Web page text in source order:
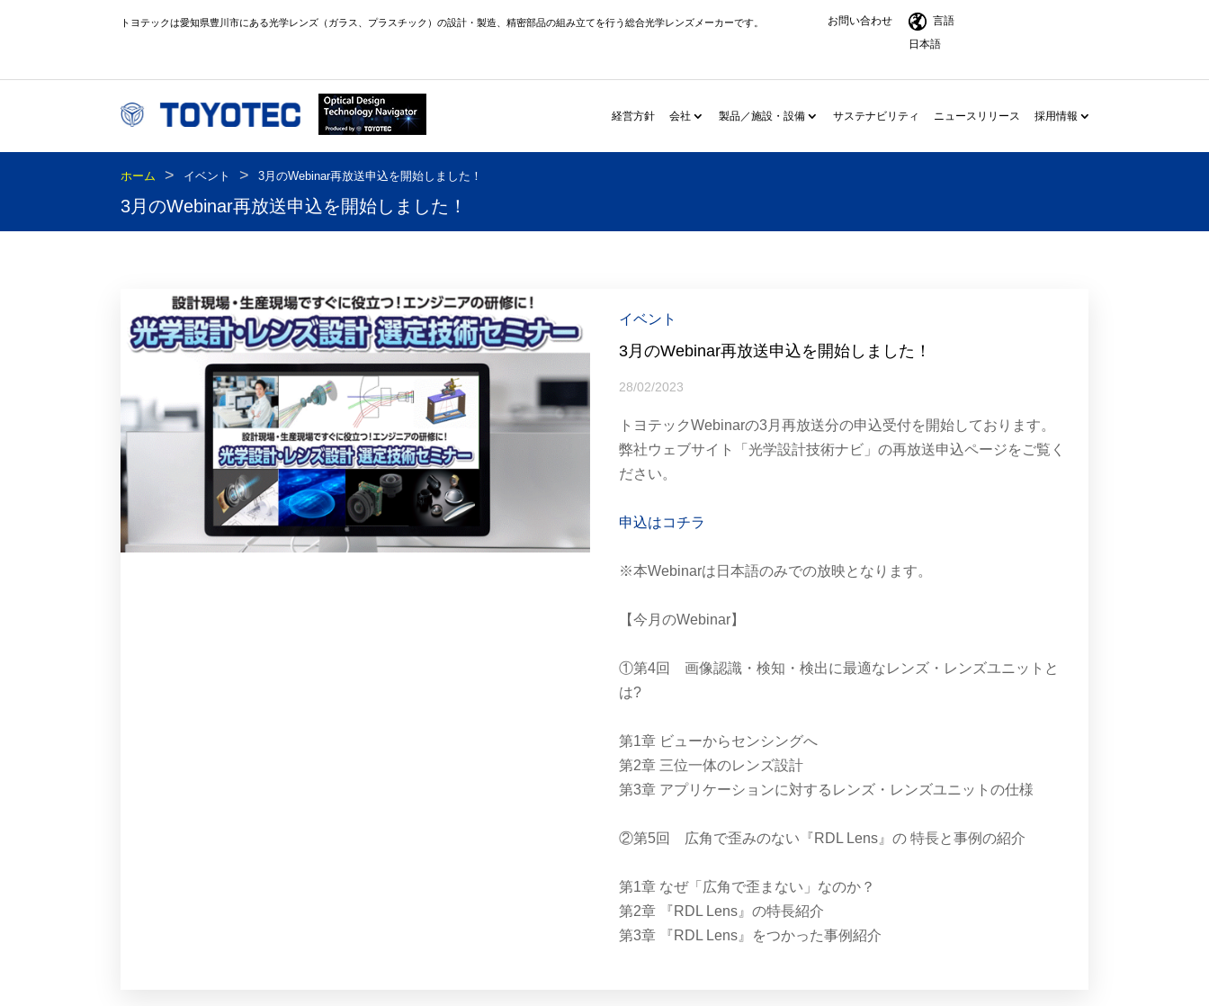
トヨテックは愛知県豊川市にある光学レンズ（ガラス、プラスチック）の設計・製造、精密部品の組み立てを行う総合光学レンズメーカーです。 お問い合わせ
言語
日本語
経営方針 会社 製品／施設・設備 サステナビリティ ニュースリリース 採用情報
ホーム > イベント > 3月のWebinar再放送申込を開始しました！
3月のWebinar再放送申込を開始しました！
イベント
3月のWebinar再放送申込を開始しました！
28/02/2023
トヨテックWebinarの3月再放送分の申込受付を開始しております。
弊社ウェブサイト「光学設計技術ナビ」の再放送申込ページをご覧く
ださい。
申込はコチラ
※本Webinarは日本語のみでの放映となります。
【今月のWebinar】
①第4回 画像認識・検知・検出に最適なレンズ・レンズユニットと
は?
第1章 ビューからセンシングへ
第2章 三位一体のレンズ設計
第3章 アプリケーションに対するレンズ・レンズユニットの仕様
②第5回 広角で歪みのない『RDL Lens』の 特長と事例の紹介
第1章 なぜ「広角で歪まない」なのか？
第2章 『RDL Lens』の特長紹介
第3章 『RDL Lens』をつかった事例紹介